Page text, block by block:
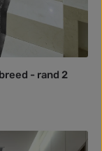
- rand 2